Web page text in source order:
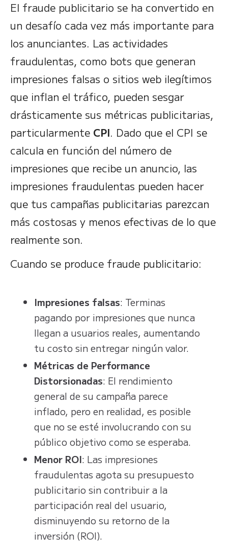
El fraude publicitario se ha convertido en
un desafío cada vez más importante para
los anunciantes. Las actividades
fraudulentas, como bots que generan
impresiones falsas o sitios web ilegítimos
que inflan el tráfico, pueden sesgar
drásticamente sus métricas publicitarias,
particularmente CPI. Dado que el CPI se
calcula en función del número de
impresiones que recibe un anuncio, las
impresiones fraudulentas pueden hacer
que tus campañas publicitarias parezcan
más costosas y menos efectivas de lo que
realmente son.
Cuando se produce fraude publicitario:
Impresiones falsas: Terminas
pagando por impresiones que nunca
llegan a usuarios reales, aumentando
tu costo sin entregar ningún valor.
Métricas de Performance
Distorsionadas: El rendimiento
general de su campaña parece
inflado, pero en realidad, es posible
que no se esté involucrando con su
público objetivo como se esperaba.
Menor ROI: Las impresiones
fraudulentas agota su presupuesto
publicitario sin contribuir a la
participación real del usuario,
disminuyendo su retorno de la
inversión (ROI).